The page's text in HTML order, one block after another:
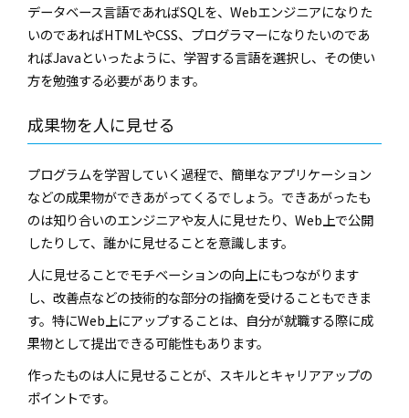
データベース言語であればSQLを、Webエンジニアになりた
いのであればHTMLやCSS、プログラマーになりたいのであ
ればJavaといったように、学習する言語を選択し、その使い
方を勉強する必要があります。
成果物を人に見せる
プログラムを学習していく過程で、簡単なアプリケーション
などの成果物ができあがってくるでしょう。できあがったも
のは知り合いのエンジニアや友人に見せたり、Web上で公開
したりして、誰かに見せることを意識します。
人に見せることでモチベーションの向上にもつながります
し、改善点などの技術的な部分の指摘を受けることもできま
す。特にWeb上にアップすることは、自分が就職する際に成
果物として提出できる可能性もあります。
作ったものは人に見せることが、スキルとキャリアアップの
ポイントです。